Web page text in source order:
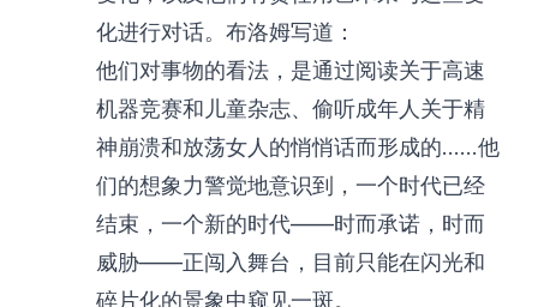
化进行对话。布洛姆写道：
他们对事物的看法，是通过阅读关于高速
机器竞赛和儿童杂志、偷听成年人关于精
神崩溃和放荡女人的悄悄话而形成的……他
们的想象力警觉地意识到，一个时代已经
结束，一个新的时代——时而承诺，时而
威胁——正闯入舞台，目前只能在闪光和
碎片化的景象中窥见一斑。